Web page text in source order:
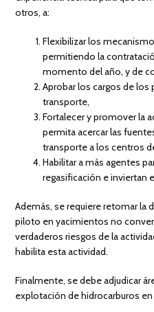
otros, a:
Flexibilizar los
permitiendo la
momento del año, y de
Aprobar los cargos de
transporte,
Fortalecer y promover la
permita acercar las
transporte a los centros
Habilitar a más agentes
regasificación e inviertan
Además, se requiere retomar la
piloto en yacimientos no
verdaderos riesgos de la
habilita esta actividad.
Finalmente, se debe adjudicar
explotación de hidrocarburos en